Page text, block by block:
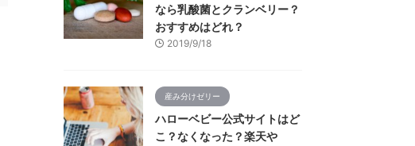
なら乳酸菌とクランベリー？
おすすめはどれ？
2019/9/18
産み分けゼリー
ハローベビー公式サイトはど
こ？なくなった？楽天や